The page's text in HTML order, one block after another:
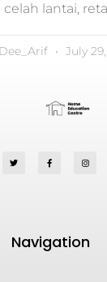
celah lantai,
Dee_Arif July
Navigation